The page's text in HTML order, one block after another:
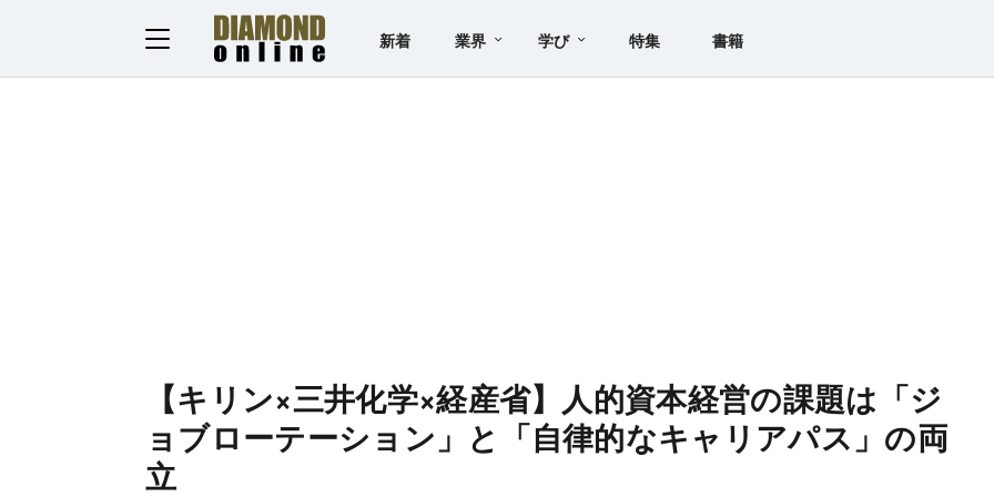
新着 業界 学び 特集 書籍
【キリン×三井化学×経産省】人的資本経営の課題は「ジ
ョブローテーション」と「自律的なキャリアパス」の両
立